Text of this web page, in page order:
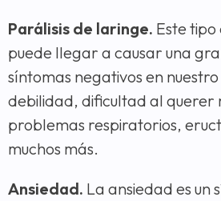
Parálisis de laringe. Este
puede llegar a causar una
síntomas negativos en
debilidad, dificultad al querer
problemas respiratorios,
muchos más.
Ansiedad. La ansiedad es un